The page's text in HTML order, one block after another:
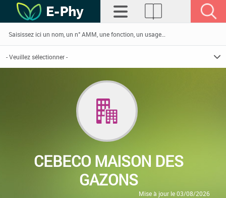
CEBECO MAISON DES
GAZONS
Mise à jour le 03/08/2026